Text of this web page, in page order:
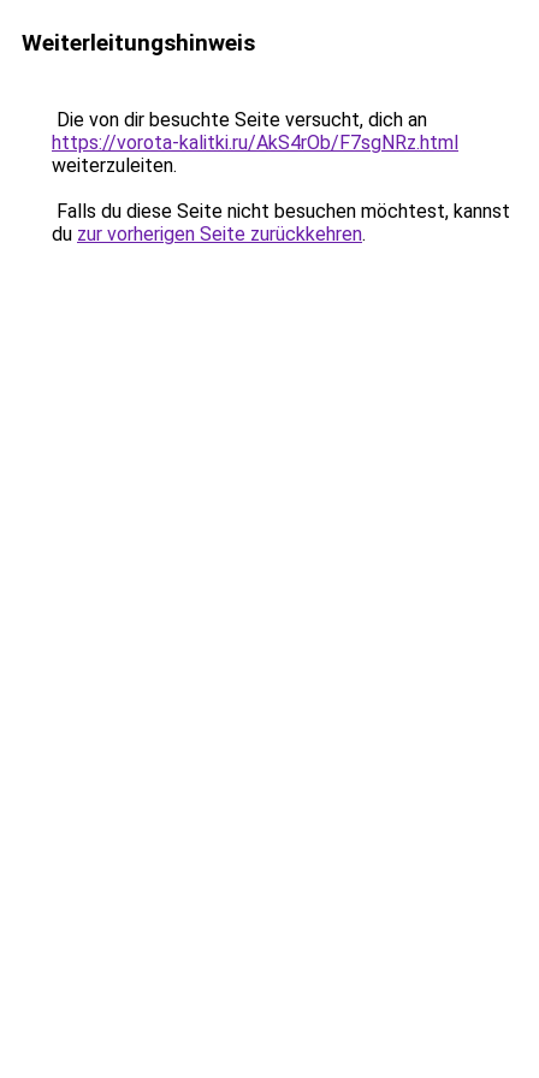
Weiterleitungshinweis
Die von dir besuchte Seite versucht, dich an
https://vorota-kalitki.ru/AkS4rOb/F7sgNRz.html
weiterzuleiten.
Falls du diese Seite nicht besuchen möchtest, kannst
du zur vorherigen Seite zurückkehren.